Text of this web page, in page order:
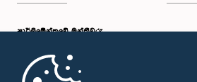
පාර්ලි‌මේන්තුවේ මන්ත්‍රීවරු
මුල් පිටුව